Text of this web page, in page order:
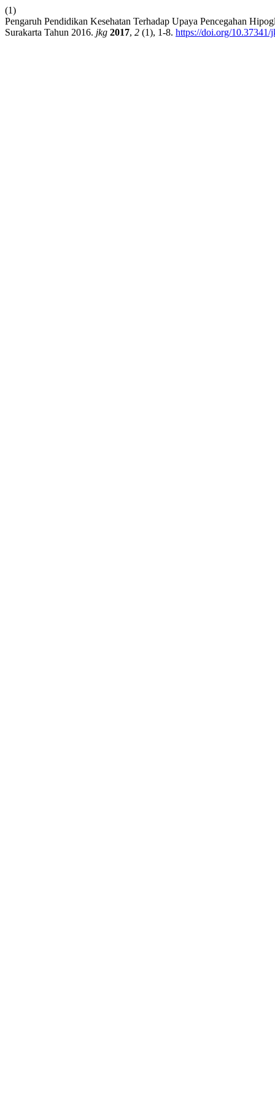
(1)
Pengaruh Pendidikan Kesehatan Terhadap Upaya Pencegahan
Surakarta Tahun 2016. jkg 2017, 2 (1), 1-8. https://doi.org/10.37341/